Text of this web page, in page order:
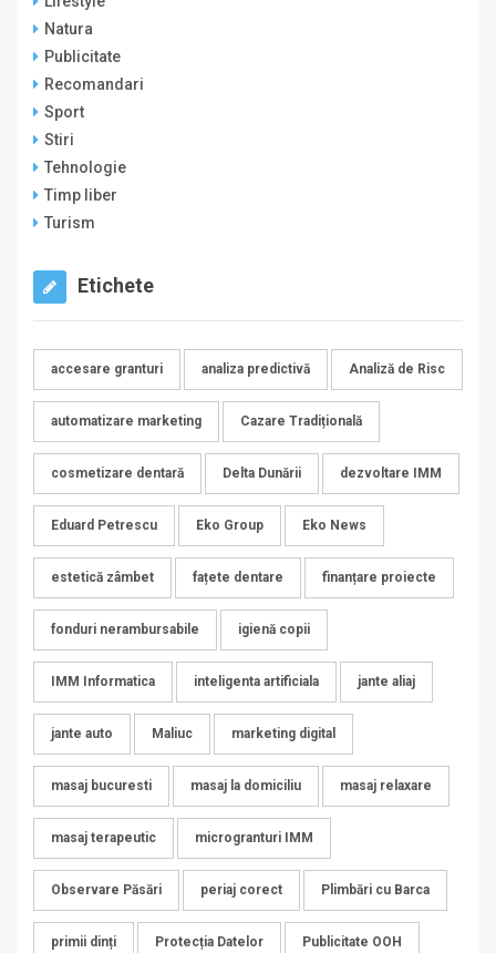
Natura
Publicitate
Recomandari
Sport
Stiri
Tehnologie
Timp liber
Turism
Etichete
accesare granturi analiza predictivă Analiză de Risc
automatizare marketing Cazare Tradițională
cosmetizare dentară Delta Dunării dezvoltare IMM
Eduard Petrescu Eko Group Eko News
estetică zâmbet fațete dentare finanțare proiecte
fonduri nerambursabile igienă copii
IMM Informatica inteligenta artificiala jante aliaj
jante auto Maliuc marketing digital
masaj bucuresti masaj la domiciliu masaj relaxare
masaj terapeutic microgranturi IMM
Observare Păsări periaj corect Plimbări cu Barca
primii dinți Protecția Datelor Publicitate OOH